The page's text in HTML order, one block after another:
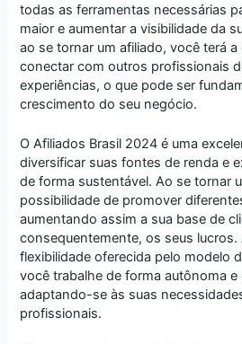
todas as ferramentas necessárias
maior e aumentar a visibilidade da
ao se tornar um afiliado, você terá
conectar com outros profissionais
experiências, o que pode ser
crescimento do seu negócio.
O Afiliados Brasil 2024 é uma
diversificar suas fontes de renda e
de forma sustentável. Ao se tornar
possibilidade de promover
aumentando assim a sua base de
consequentemente, os seus lucros.
flexibilidade oferecida pelo modelo
você trabalhe de forma autônoma
adaptando-se às suas
profissionais.